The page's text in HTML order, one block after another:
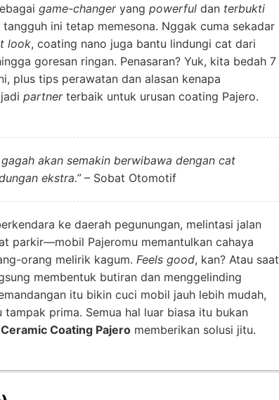
game-changeryang powerful dan terbukti
ini tetap memesona. Nggak cuma sekadar
look, coating nano juga bantu lindungi cat dari
goresan ringan. Penasaran? Yuk, kita bedah 7
plus tips perawatan dan alasan kenapa
partnerterbaik untuk urusan coating Pajero.
akan semakin berwibawa dengan cat
ekstra.”– Sobat Otomotif
ke daerah pegunungan, melintasi jalan
parkir—mobil Pajeromu memantulkan cahaya
orang melirik kagum. Feels good, kan? Atau saat
membentuk butiran dan menggelinding
itu bikin cuci mobil jauh lebih mudah,
prima. Semua hal luar biasa itu bukan
Coating Pajero memberikan solusi jitu.